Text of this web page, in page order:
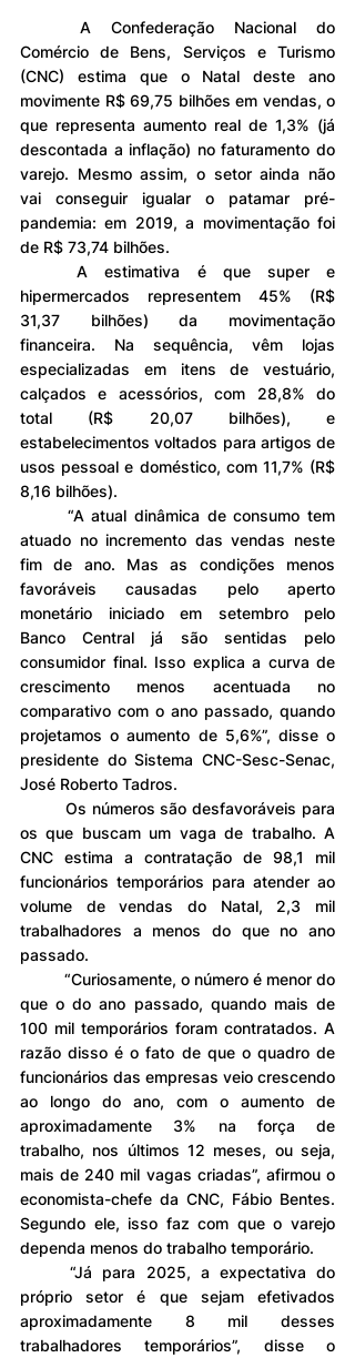
Comércio de Bens, Serviços e Turismo
(CNC) estima que o Natal deste ano
movimente R$ 69,75 bilhões em vendas, o
que representa aumento real de 1,3% (já
descontada a inflação) no faturamento do
varejo. Mesmo assim, o setor ainda não
vai conseguir igualar o patamar pré-
pandemia: em 2019, a movimentação foi
de R$ 73,74 bilhões.
	A estimativa é que super e
hipermercados representem 45% (R$
31,37 bilhões) da movimentação
financeira. Na sequência, vêm lojas
especializadas em itens de vestuário,
calçados e acessórios, com 28,8% do
total (R$ 20,07 bilhões), e
estabelecimentos voltados para artigos de
usos pessoal e doméstico, com 11,7% (R$
8,16 bilhões).
atuado no incremento das vendas neste
fim de ano. Mas as condições menos
favoráveis causadas pelo aperto
monetário iniciado em setembro pelo
Banco Central já são sentidas pelo
consumidor final. Isso explica a curva de
crescimento menos acentuada no
comparativo com o ano passado, quando
projetamos o aumento de 5,6%”, disse o
presidente do Sistema CNC-Sesc-Senac,
José Roberto Tadros.
os que buscam um vaga de trabalho. A
CNC estima a contratação de 98,1 mil
funcionários temporários para atender ao
volume de vendas do Natal, 2,3 mil
trabalhadores a menos do que no ano
passado.
que o do ano passado, quando mais de
100 mil temporários foram contratados. A
razão disso é o fato de que o quadro de
funcionários das empresas veio crescendo
ao longo do ano, com o aumento de
aproximadamente 3% na força de
trabalho, nos últimos 12 meses, ou seja,
mais de 240 mil vagas criadas”, afirmou o
economista-chefe da CNC, Fábio Bentes.
Segundo ele, isso faz com que o varejo
dependa menos do trabalho temporário.
	“Já para 2025, a expectativa do
próprio setor é que sejam efetivados
aproximadamente 8 mil desses
trabalhadores temporários”, disse o